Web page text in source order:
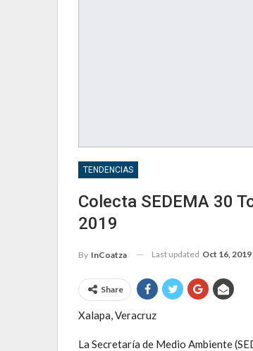
TENDENCIAS
Colecta SEDEMA 30
2019
By InCoatza Last updated Oct 16, 2019
Share
Xalapa, Veracruz
La Secretaría de Medio Ambiente